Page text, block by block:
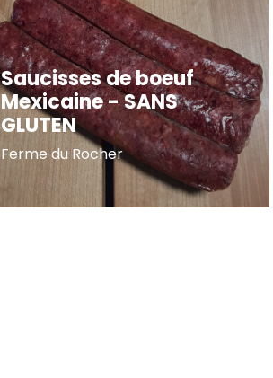
Saucisses de boeuf
Mexicaine - SANS
GLUTEN
Ferme du Rocher